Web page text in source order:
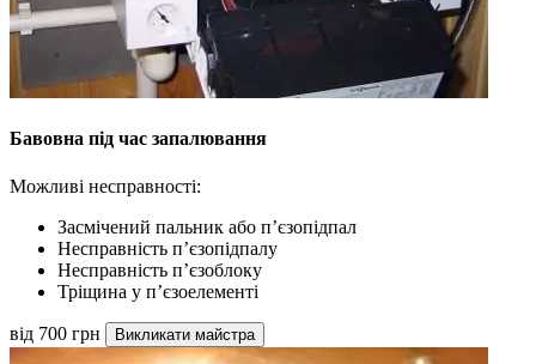
Бавовна під час запалювання
Можливі несправності:
Засмічений пальник або п’єзопідпал
Несправність п’єзопідпалу
Несправність п’єзоблоку
Тріщина у п’єзоелементі
від 700 грн Викликати майстра